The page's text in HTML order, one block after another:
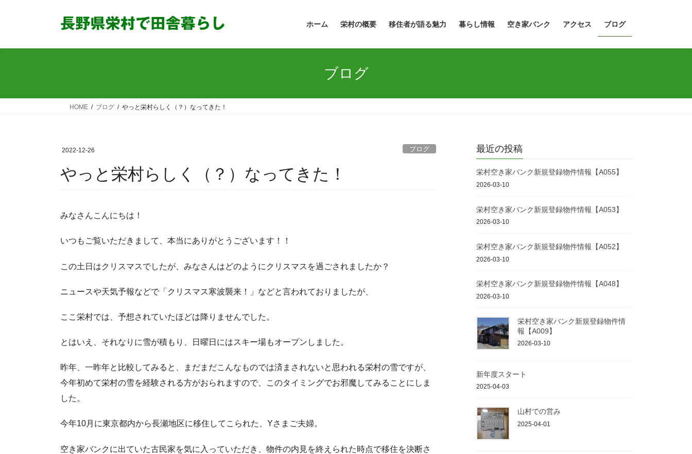
ホーム 栄村の概要 移住者が語る魅力 暮らし情報 空き家バンク アクセス ブログ
ブログ
HOME ブログ やっと栄村らしく（？）なってきた！
2022-12-26 ブログ
やっと栄村らしく（？）なってきた！
みなさんこんにちは！
いつもご覧いただきまして、本当にありがとうございます！！
この土日はクリスマスでしたが、みなさんはどのようにクリスマスを過ごされましたか？
ニュースや天気予報などで「クリスマス寒波襲来！」などと言われておりましたが、
ここ栄村では、予想されていたほどは降りませんでした。
とはいえ、それなりに雪が積もり、日曜日にはスキー場もオープンしました。
昨年、一昨年と比較してみると、まだまだこんなものでは済まされないと思われる栄村の雪ですが、
今年初めて栄村の雪を経験される方がおられますので、このタイミングでお邪魔してみることにしま
した。
今年10月に東京都内から長瀬地区に移住してこられた、Yさまご夫婦。
空き家バンクに出ていた古民家を気に入っていただき、物件の内見を終えられた時点で移住を決断さ
最近の投稿
栄村空き家バンク新規登録物件情報【A055】
2026-03-10
栄村空き家バンク新規登録物件情報【A053】
2026-03-10
栄村空き家バンク新規登録物件情報【A052】
2026-03-10
栄村空き家バンク新規登録物件情報【A048】
2026-03-10
栄村空き家バンク新規登録物件情
報【A009】
2026-03-10
新年度スタート
2025-04-03
山村での営み
2025-04-01